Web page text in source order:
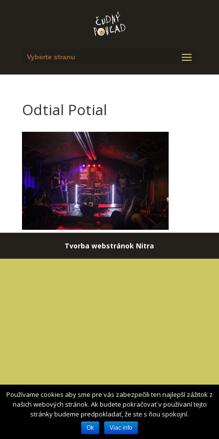
Vyberte stranu
Odtial Potial
Tvorba webstránok Nitra
Používame cookies aby sme pre vás zabezpečili ten najlepší zážitok z
našich webových stránok. Ak budete pokračovať v používaní tejto
stránky budeme predpokladať, že ste s ňou spokojní.
Ok Viac info